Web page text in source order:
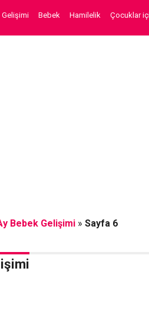
Bebek Hamilelik Çocuklar
Bebek Gelişimi » Sayfa 6